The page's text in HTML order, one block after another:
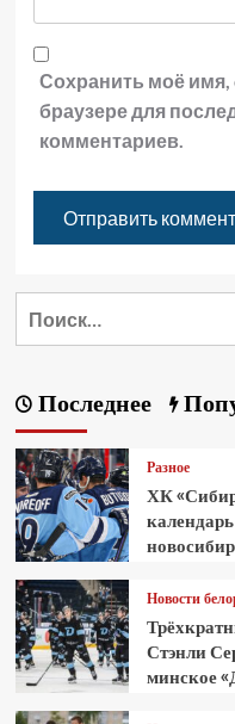
Сохранить моё имя,
браузере для
комментариев.
Последнее
Разное
ХК
Новости
Стэнли
минское